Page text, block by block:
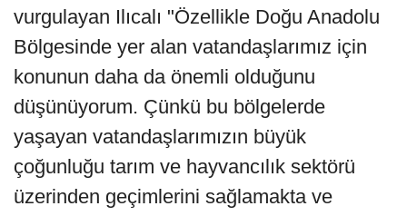
vurgulayan Ilıcalı "Özellikle Doğu Anadolu
Bölgesinde yer alan vatandaşlarımız için
konunun daha da önemli olduğunu
düşünüyorum. Çünkü bu bölgelerde
yaşayan vatandaşlarımızın büyük
çoğunluğu tarım ve hayvancılık sektörü
üzerinden geçimlerini sağlamakta ve